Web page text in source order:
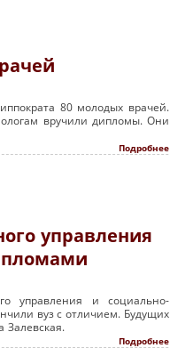
80 молодых врачей.
вручили дипломы. Они
Подробнее
управления
управления и социально-
вуз с отличием. Будущих
Залевская.
Подробнее